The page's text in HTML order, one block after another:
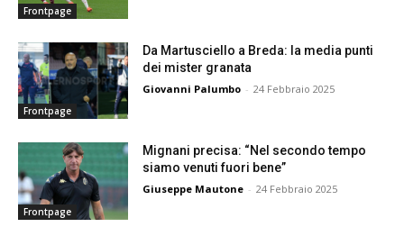
Frontpage
Frontpage
Da Martusciello a Breda: la media punti
dei mister granata
Giovanni Palumbo - 24 Febbraio 2025
Frontpage
Mignani precisa: “Nel secondo tempo
siamo venuti fuori bene”
Giuseppe Mautone - 24 Febbraio 2025